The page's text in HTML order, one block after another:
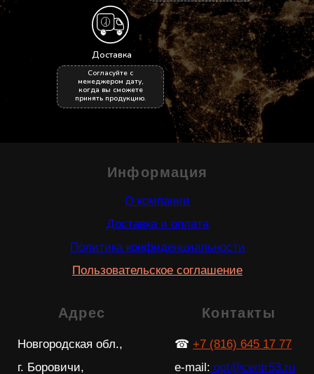
Доставка
Согласуйте с
менеджером дату,
когда вы сможете
принять продукцию.
Реквизиты
Название: ООО Огнеупорснабсервис
ИНН: 5320018158
Юридический и фактический адрес:
174401 Новгородская обл.,
Боровичский район, г. Боровичи,
All stock photos except for the brand's products
with brand products, belong to the authors on